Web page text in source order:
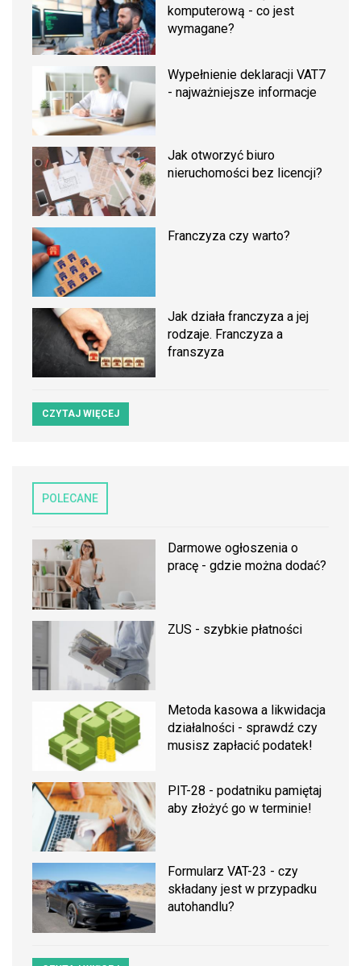
komputerową - co jest
wymagane?
Wypełnienie deklaracji VAT7
- najważniejsze informacje
Jak otworzyć biuro
nieruchomości bez licencji?
Franczyza czy warto?
Jak działa franczyza a jej
rodzaje. Franczyza a
franszyza
CZYTAJ WIĘCEJ
POLECANE
Darmowe ogłoszenia o
pracę - gdzie można dodać?
ZUS - szybkie płatności
Metoda kasowa a likwidacja
działalności - sprawdź czy
musisz zapłacić podatek!
PIT-28 - podatniku pamiętaj
aby złożyć go w terminie!
Formularz VAT-23 - czy
składany jest w przypadku
autohandlu?